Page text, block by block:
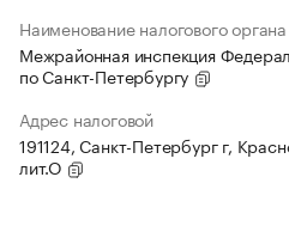
Наименование налогового органа
Межрайонная инспекция
по Санкт-Петербургу
Адрес налоговой
191124, Санкт-Петербург г,
лит.О